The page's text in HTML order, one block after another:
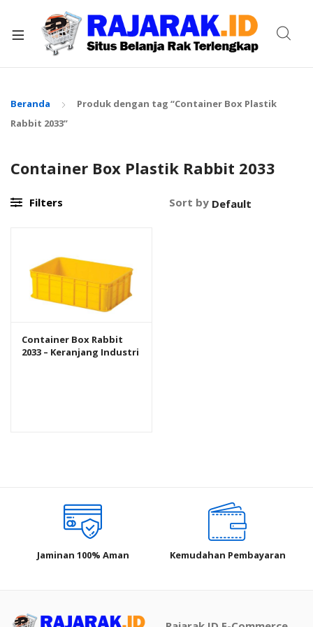
Beranda
Produk dengan tag “Container Box Plastik
Rabbit 2033”
Container Box Plastik Rabbit 2033
Filters Sort by
Container Box Rabbit
2033 – Keranjang Industri
Jaminan 100% Aman Kemudahan Pembayaran